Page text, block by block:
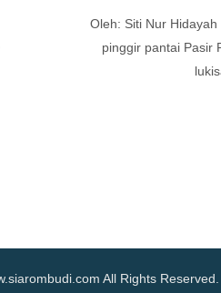
Oleh: Siti Nur
pinggir pantai Pasir
All Rights Reserved.